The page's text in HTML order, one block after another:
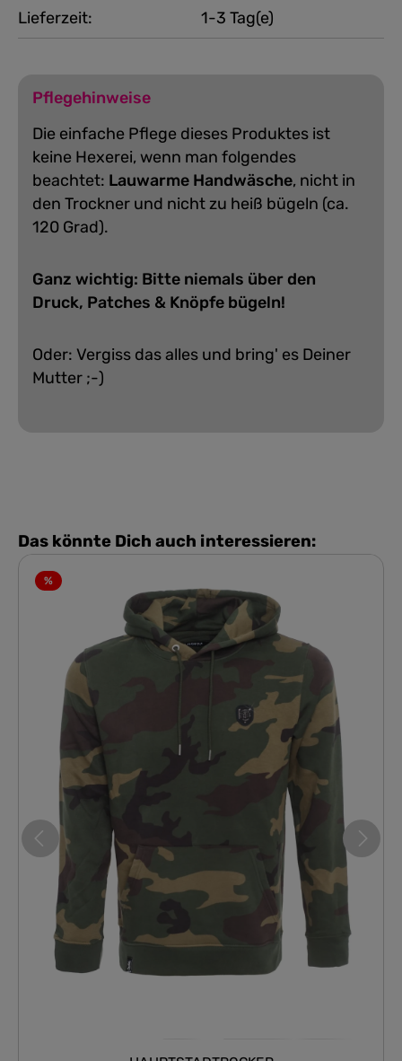
Lieferzeit: 1-3 Tag(e)
Pflegehinweise
Die einfache Pflege dieses Produktes ist
keine Hexerei, wenn man folgendes
beachtet: Lauwarme Handwäsche, nicht in
den Trockner und nicht zu heiß bügeln (ca.
120 Grad).
Ganz wichtig: Bitte niemals über den
Druck, Patches & Knöpfe bügeln!
Oder: Vergiss das alles und bring' es Deiner
Mutter ;-)
Das könnte Dich auch interessieren:
%